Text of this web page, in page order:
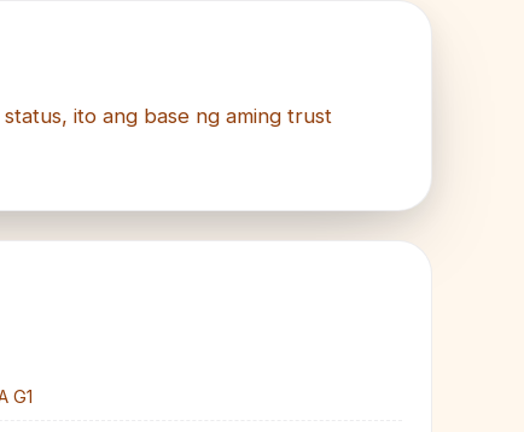
ito ang base ng aming trust
G1